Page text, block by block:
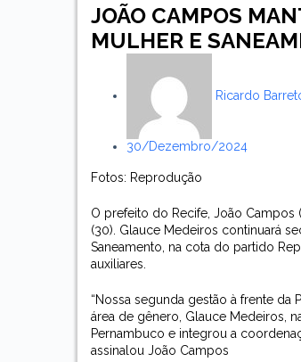
JOÃO CAMPOS
MULHER E
Ricardo
30/dezembro/2024
Fotos: Reprodução
O prefeito do Recife, João Campos
(30). Glauce Medeiros continuará
Saneamento, na cota do partido
auxiliares.
“Nossa segunda gestão à frente
área de gênero, Glauce Medeiros,
Pernambuco e integrou a
assinalou João Campos